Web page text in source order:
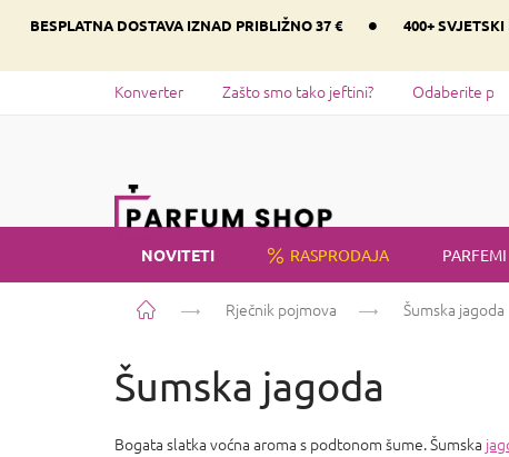
BESPLATNA DOSTAVA IZNAD PRIBLIŽNO 37 € • 400+
Konverter Zašto smo tako jeftini? Odaberite
NOVITETI RASPRODAJA PARFEMI
Početna Rječnik pojmova Šumska jagoda
Šumska jagoda
Bogata slatka voćna aroma s podtonom šume. Šumska